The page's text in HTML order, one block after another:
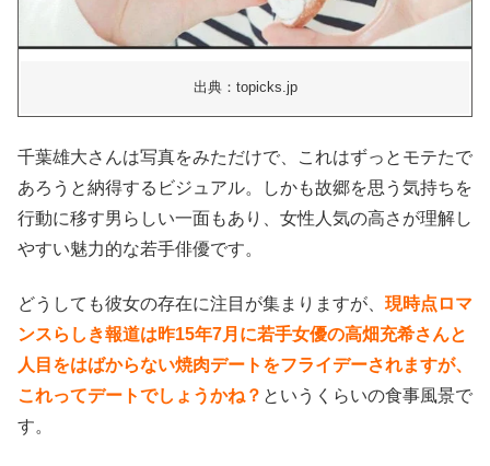
出典：topicks.jp
千葉雄大さんは写真をみただけで、これはずっとモテたで
あろうと納得するビジュアル。しかも故郷を思う気持ちを
行動に移す男らしい一面もあり、女性人気の高さが理解し
やすい魅力的な若手俳優です。
どうしても彼女の存在に注目が集まりますが、 現時点ロマ
ンスらしき報道は昨15年7月に若手女優の高畑充希さんと
人目をはばからない焼肉デートをフライデーされますが、
これってデートでしょうかね？ というくらいの食事風景で
す。